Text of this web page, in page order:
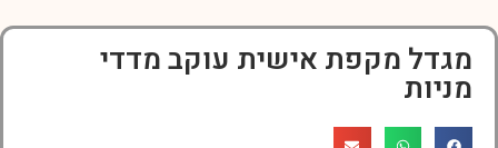
מגדל מקפת אישית עוקב מדדי
מניות